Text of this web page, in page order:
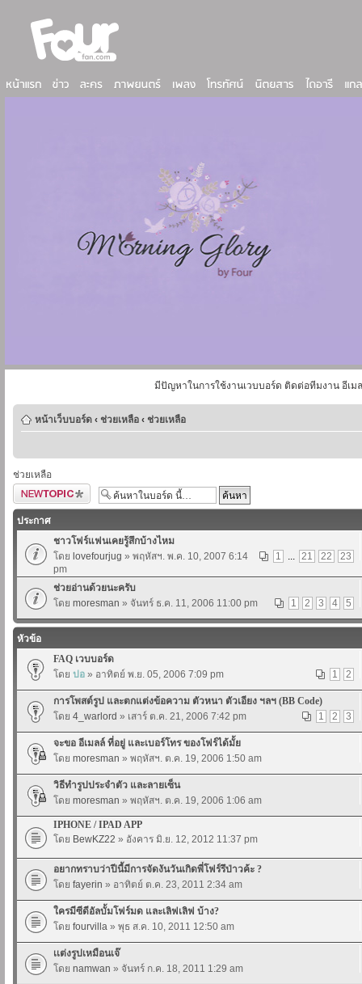
มีปัญหาในการใช้งานเวบบอร์ด ติดต่อทีมงาน อีเม
หน้าเว็บบอร์ด ‹ ช่วยเหลือ ‹ ช่วยเหลือ
ช่วยเหลือ
ตั้งกระทู้ใหม่
ประกาศ
ชาวโฟร์แฟนเคยรู้สึกบ้างไหม
1
... 21 22 23
โดย lovefourjug » พฤหัสฯ. พ.ค. 10, 2007 6:14
pm
ช่วยอ่านด้วยนะครับ
1
2 3 4 5
โดย moresman » จันทร์ ธ.ค. 11, 2006 11:00 pm
หัวข้อ
FAQ เวบบอร์ด
1
2
โดย ปอ » อาทิตย์ พ.ย. 05, 2006 7:09 pm
การโพสต์รูป และตกแต่งข้อความ ตัวหนา ตัวเอียง ฯลฯ (BB Code)
1
2 3
โดย 4_warlord » เสาร์ ต.ค. 21, 2006 7:42 pm
จะขอ อีเมลล์ ที่อยู่ และเบอร์โทร ของโฟร์ได้มั้ย
โดย moresman » พฤหัสฯ. ต.ค. 19, 2006 1:50 am
วิธีทำรูปประจำตัว และลายเซ็น
โดย moresman » พฤหัสฯ. ต.ค. 19, 2006 1:06 am
IPHONE / IPAD APP
โดย BewKZ22 » อังคาร มิ.ย. 12, 2012 11:37 pm
อยากทราบว่าปีนี้มีการจัดงันวันเกิดพี่โฟร์รึป่าวค้ะ ?
โดย fayerin » อาทิตย์ ต.ค. 23, 2011 2:34 am
ใครมีซีดีอัลบั้มโฟร์มด และเลิฟเลิฟ บ้าง?
โดย fourvilla » พุธ ส.ค. 10, 2011 12:50 am
เเต่งรูปเหมือนเจ๊
โดย namwan » จันทร์ ก.ค. 18, 2011 1:29 am